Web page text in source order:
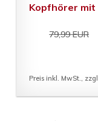
Kopfhörer mit
79,99 EUR
Preis inkl. MwSt.,